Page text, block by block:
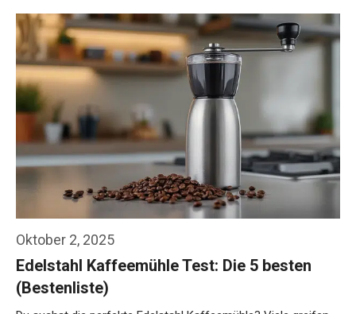
Oktober 2, 2025
Edelstahl Kaffeemühle Test: Die 5 besten
(Bestenliste)